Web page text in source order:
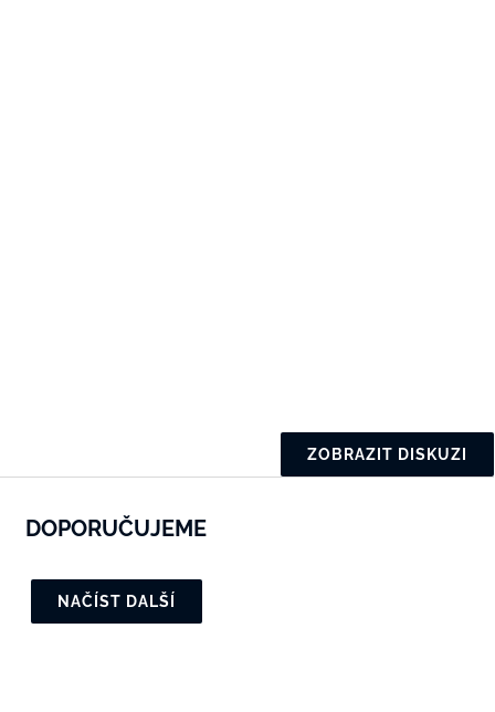
ZOBRAZIT DISKUZI
DOPORUČUJEME
NAČÍST DALŠÍ